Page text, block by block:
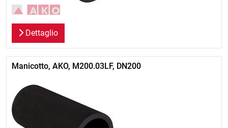
Dettaglio
Manicotto, AKO, M200.03LF, DN200